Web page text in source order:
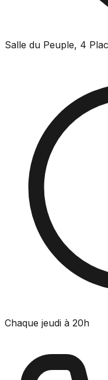
Salle du Peuple, 4
Chaque jeudi à 20h